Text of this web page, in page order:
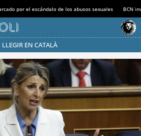
por el escándalo de los abusos sexuales BCN
LLEGIR EN CATALÀ
al MODO AHORRO